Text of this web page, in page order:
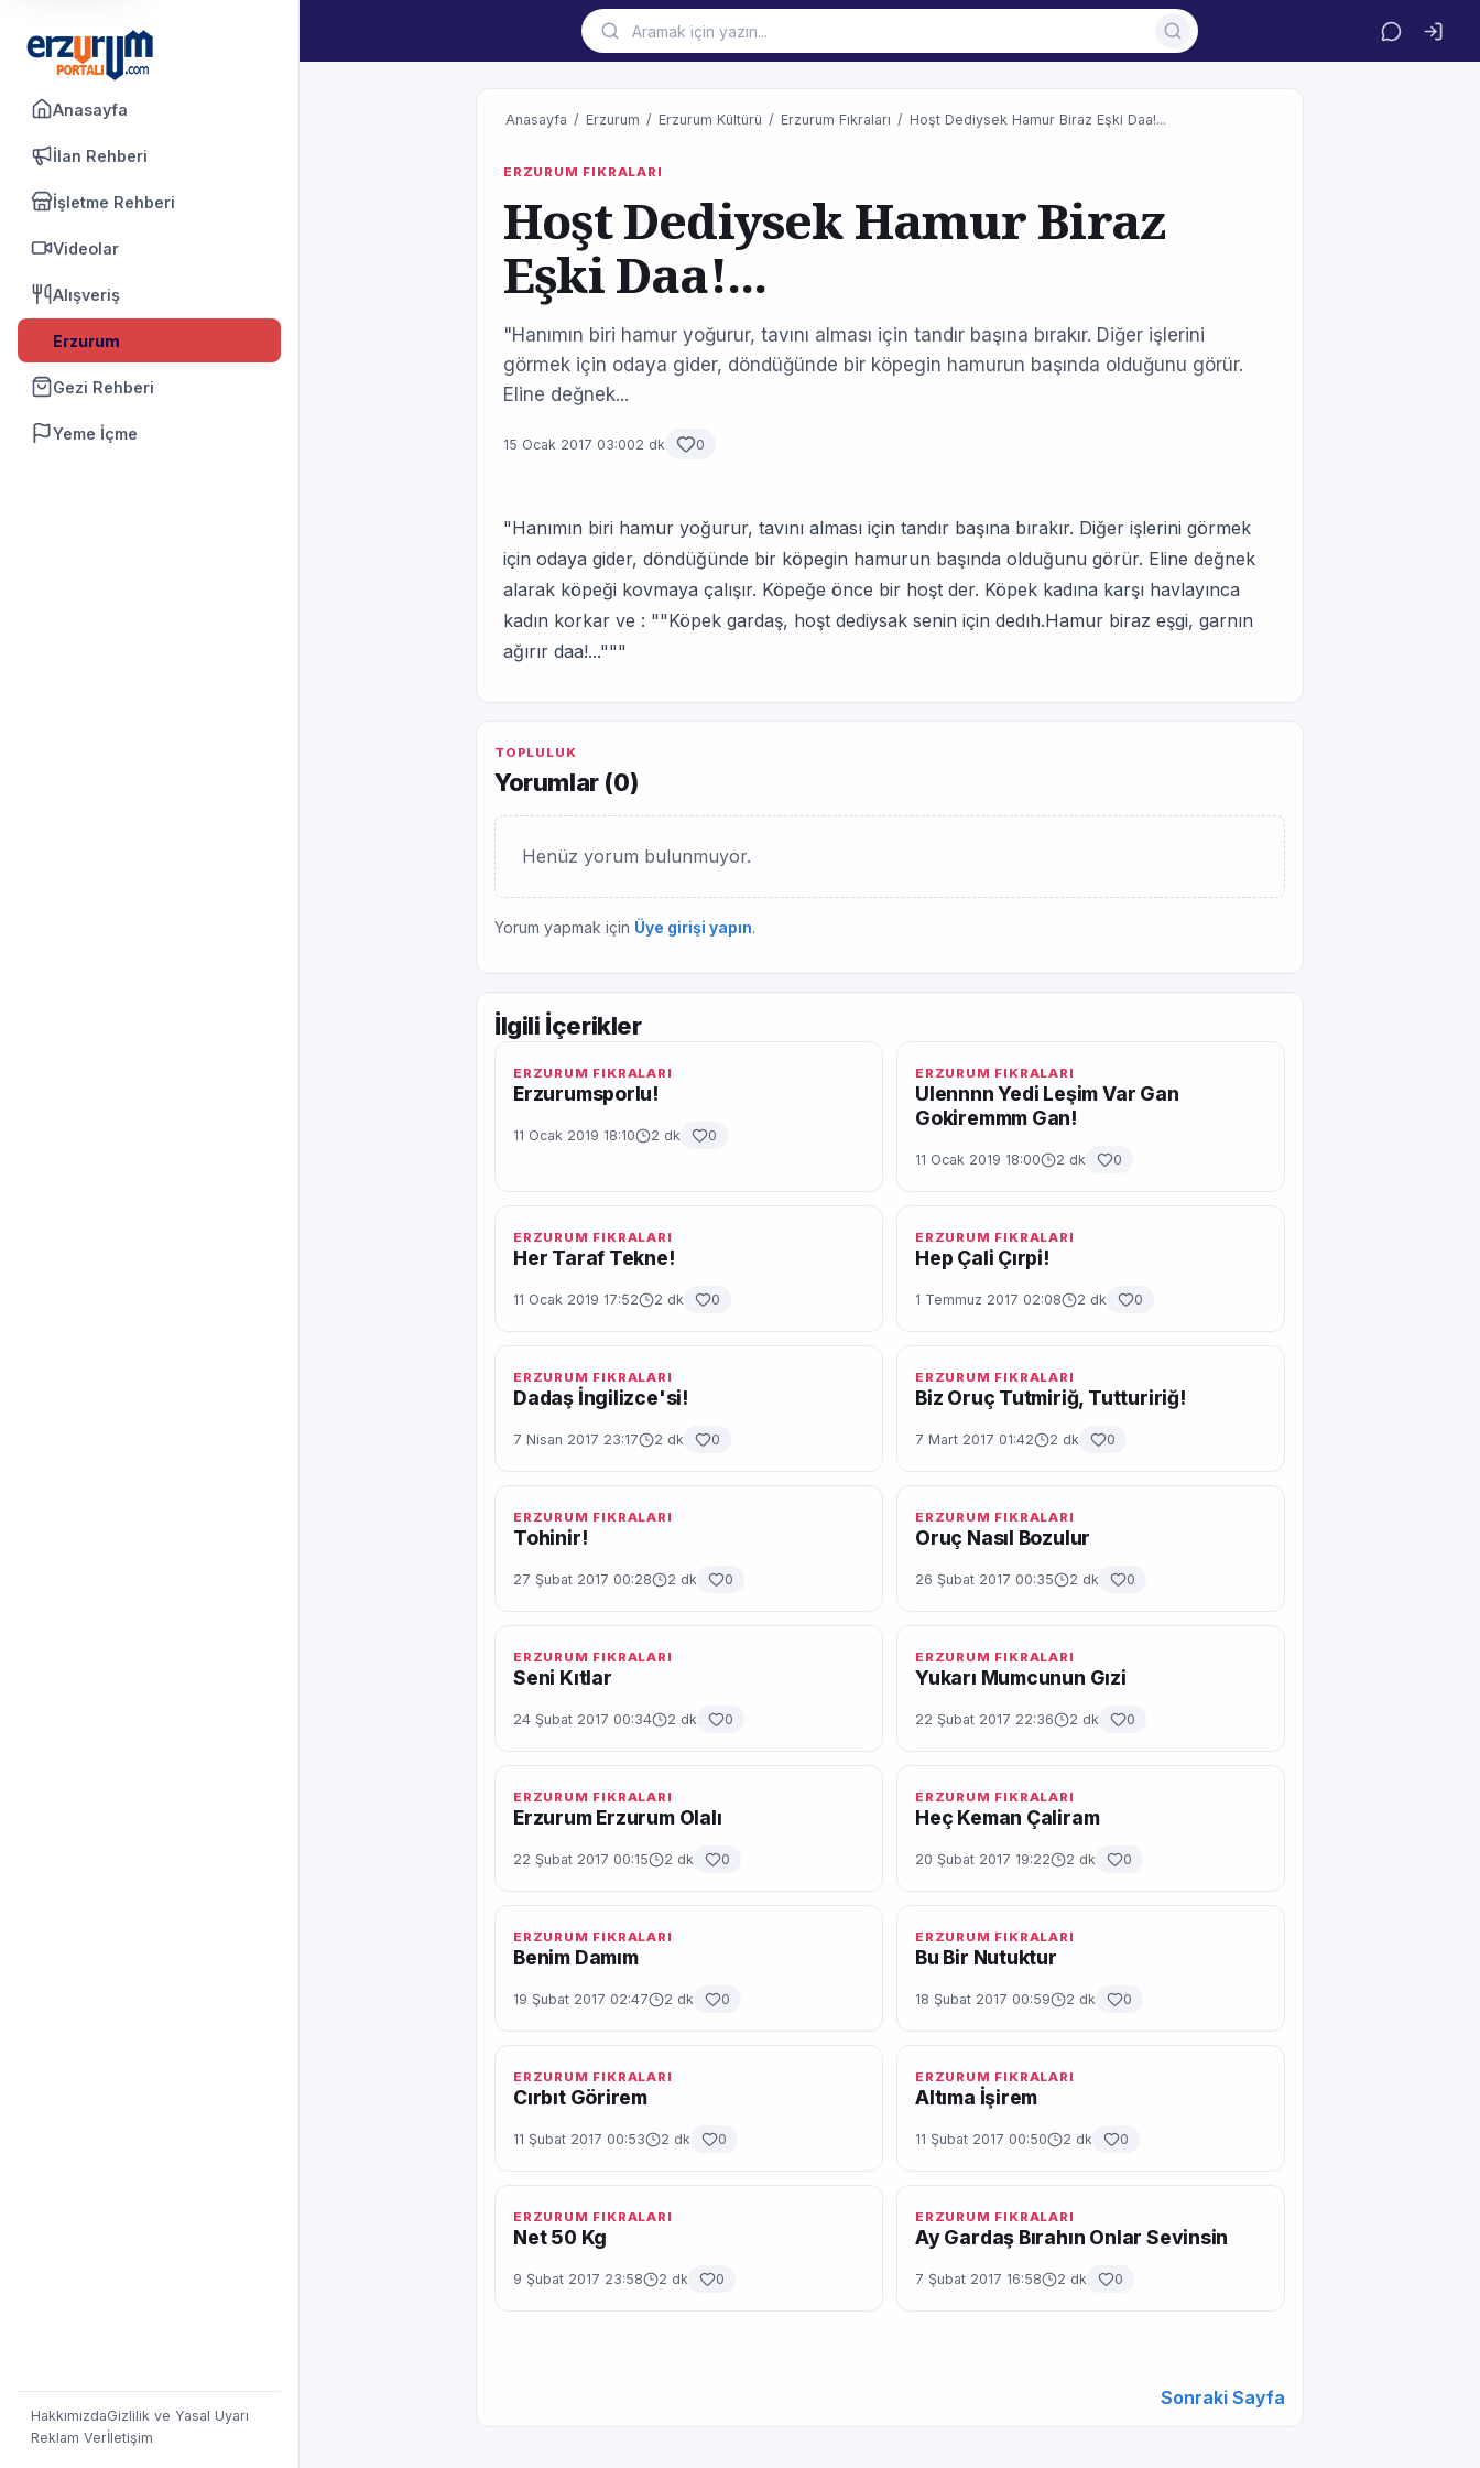
Anasayfa
İlan Rehberi
İşletme Rehberi
Videolar
Alışveriş
Erzurum
Gezi Rehberi
Yeme İçme
HakkımızdaGizlilik ve Yasal Uyarı
Reklam Verİletişim
Anasayfa / Erzurum / Erzurum Kültürü / Erzurum Fıkraları / Hoşt Dediysek Hamur Biraz Eşki Daa!...
ERZURUM FIKRALARI
Hoşt Dediysek Hamur Biraz
Eşki Daa!...
"Hanımın biri hamur yoğurur, tavını alması için tandır başına bırakır. Diğer işlerini
görmek için odaya gider, döndüğünde bir köpegin hamurun başında olduğunu görür.
Eline değnek...
15 Ocak 2017 03:002 dk 0
"Hanımın biri hamur yoğurur, tavını alması için tandır başına bırakır. Diğer işlerini görmek
için odaya gider, döndüğünde bir köpegin hamurun başında olduğunu görür. Eline değnek
alarak köpeği kovmaya çalışır. Köpeğe önce bir hoşt der. Köpek kadına karşı havlayınca
kadın korkar ve : ""Köpek gardaş, hoşt dediysak senin için dedıh.Hamur biraz eşgi, garnın
ağırır daa!..."""
TOPLULUK
Yorumlar (0)
Henüz yorum bulunmuyor.
Yorum yapmak için Üye girişi yapın.
İlgili İçerikler
ERZURUM FIKRALARI
Erzurumsporlu!
11 Ocak 2019 18:10 2 dk 0
ERZURUM FIKRALARI
Ulennnn Yedi Leşim Var Gan
Gokiremmm Gan!
11 Ocak 2019 18:00 2 dk 0
ERZURUM FIKRALARI
Her Taraf Tekne!
11 Ocak 2019 17:52 2 dk 0
ERZURUM FIKRALARI
Hep Çali Çırpi!
1 Temmuz 2017 02:08 2 dk 0
ERZURUM FIKRALARI
Dadaş İngilizce'si!
7 Nisan 2017 23:17 2 dk 0
ERZURUM FIKRALARI
Biz Oruç Tutmiriğ, Tuttuririğ!
7 Mart 2017 01:42 2 dk 0
ERZURUM FIKRALARI
Tohinir!
27 Şubat 2017 00:28 2 dk 0
ERZURUM FIKRALARI
Oruç Nasıl Bozulur
26 Şubat 2017 00:35 2 dk 0
ERZURUM FIKRALARI
Seni Kıtlar
24 Şubat 2017 00:34 2 dk 0
ERZURUM FIKRALARI
Yukarı Mumcunun Gızi
22 Şubat 2017 22:36 2 dk 0
ERZURUM FIKRALARI
Erzurum Erzurum Olalı
22 Şubat 2017 00:15 2 dk 0
ERZURUM FIKRALARI
Heç Keman Çaliram
20 Şubat 2017 19:22 2 dk 0
ERZURUM FIKRALARI
Benim Damım
19 Şubat 2017 02:47 2 dk 0
ERZURUM FIKRALARI
Bu Bir Nutuktur
18 Şubat 2017 00:59 2 dk 0
ERZURUM FIKRALARI
Cırbıt Görirem
11 Şubat 2017 00:53 2 dk 0
ERZURUM FIKRALARI
Altıma İşirem
11 Şubat 2017 00:50 2 dk 0
ERZURUM FIKRALARI
Net 50 Kg
9 Şubat 2017 23:58 2 dk 0
ERZURUM FIKRALARI
Ay Gardaş Bırahın Onlar Sevinsin
7 Şubat 2017 16:58 2 dk 0
Sonraki Sayfa